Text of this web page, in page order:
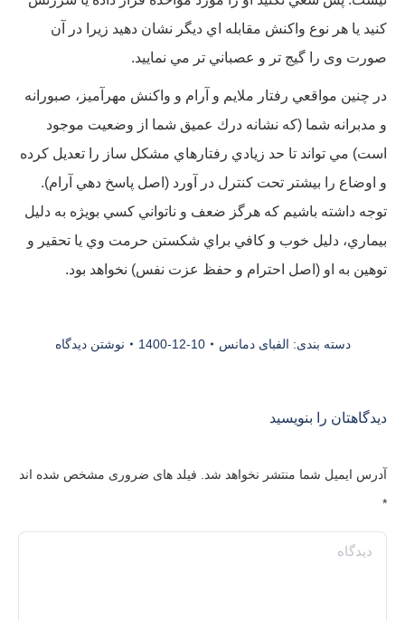
كنيد يا هر نوع واكنش مقابله اي ديگر نشان دهيد زيرا در آن
صورت وی را گيج تر و عصباني تر مي نمایید.
در چنين مواقعي رفتار ملايم و آرام و واكنش مهرآميز، صبورانه
و مدبرانه شما (كه نشانه درك عميق شما از وضعيت موجود
است) مي تواند تا حد زيادي رفتارهاي مشكل ساز را تعديل كرده
و اوضاع را بيشتر تحت كنترل در آورد (اصل پاسخ دهي آرام).
توجه داشته باشيم كه هرگز ضعف و ناتواني كسي بويژه به دليل
بيماري، دليل خوب و كافي براي شكستن حرمت وي يا تحقير و
توهين به او (اصل احترام و حفظ عزت نفس) نخواهد بود.
دسته بندی: الفبای دمانس 1400-12-10 نوشتن دیدگاه
دیدگاهتان را بنویسید
آدرس ایمیل شما منتشر نخواهد شد. فیلد های ضروری مشخص شده اند
*
دیدگاه